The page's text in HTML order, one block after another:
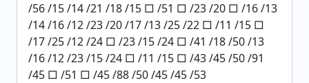
/56 /15 /14 /21 /18 /15 □ /51 □ /23 /20 □ /16 /13
/14 /16 /12 /23 /20 /17 /13 /25 /22 □ /11 /15 □
/17 /25 /12 /24 □ /23 /15 /24 □ /41 /18 /50 /13
/16 /12 /23 /15 /24 □ /11 /15 □ /43 /45 /50 /91
/45 □ /51 □ /45 /88 /50 /45 /45 /53